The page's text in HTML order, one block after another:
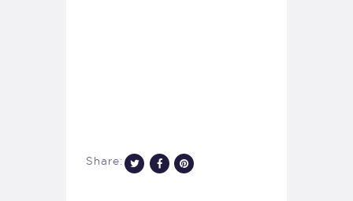
Share: